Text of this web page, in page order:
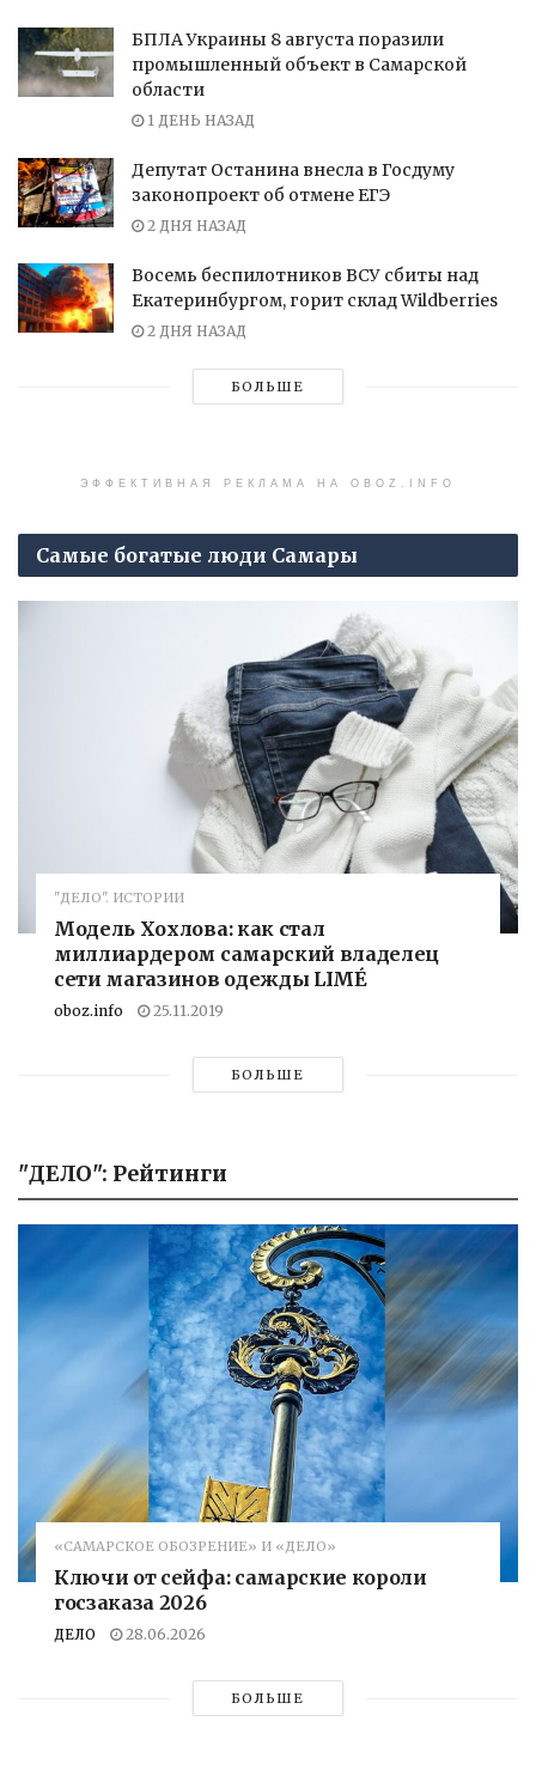
БПЛА Украины 8 августа поразили
промышленный объект в Самарской
области
1 ДЕНЬ НАЗАД
Депутат Останина внесла в Госдуму
законопроект об отмене ЕГЭ
2 ДНЯ НАЗАД
Восемь беспилотников ВСУ сбиты над
Екатеринбургом, горит склад Wildberries
2 ДНЯ НАЗАД
БОЛЬШЕ
ЭФФЕКТИВНАЯ РЕКЛАМА НА OBOZ.INFO
Самые богатые люди Самары
"ДЕЛО". ИСТОРИИ
Модель Хохлова: как стал
миллиардером самарский владелец
сети магазинов одежды LIMÉ
oboz.info 25.11.2019
БОЛЬШЕ
"ДЕЛО": Рейтинги
«САМАРСКОЕ ОБОЗРЕНИЕ» И «ДЕЛО»
Ключи от сейфа: самарские короли
госзаказа 2026
ДЕЛО 28.06.2026
БОЛЬШЕ